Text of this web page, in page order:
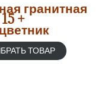
гранитная
+
ТОВАР